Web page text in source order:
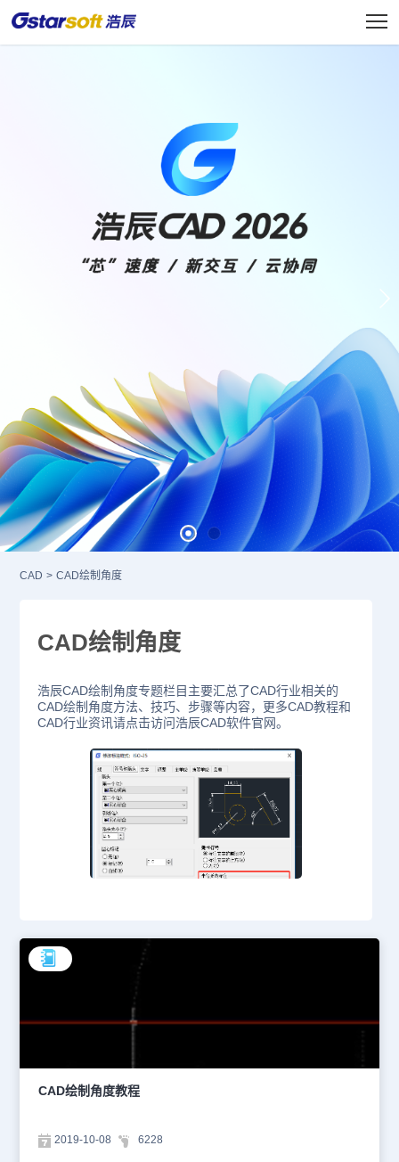
CAD > CAD绘制角度
CAD绘制角度
浩辰CAD绘制角度专题栏目主要汇总了CAD行业相关的
CAD绘制角度方法、技巧、步骤等内容，更多CAD教程和
CAD行业资讯请点击访问浩辰CAD软件官网。
CAD绘制角度教程
2019-10-08 6228